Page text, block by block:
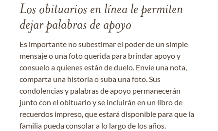
Los obituarios en línea le permiten
dejar palabras de apoyo
Es importante no subestimar el poder de un simple
mensaje o una foto querida para brindar apoyo y
consuelo a quienes están de duelo. Envíe una nota,
comparta una historia o suba una foto. Sus
condolencias y palabras de apoyo permanecerán
junto con el obituario y se incluirán en un libro de
recuerdos impreso, que estará disponible para que la
familia pueda consolar a lo largo de los años.